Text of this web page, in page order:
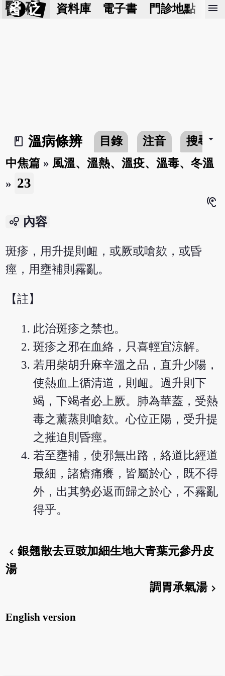
醫 砭 資料庫 電子書 門診地點 預
menu
book_2
溫病條辨 目錄 注音 搜尋arrow_drop_down
中焦篇 » 風溫、溫熱、溫疫、溫毒、冬溫
» 23
hearing
bubble_chart 內容
斑疹，用升提則衄，或厥或嗆欬，或昏
痙，用壅補則霿亂。
【註】
此治斑疹之禁也。
斑疹之邪在血絡，只喜輕宜涼解。
若用柴胡升麻辛溫之品，直升少陽，
使熱血上循清道，則衄。過升則下
竭，下竭者必上厥。肺為華蓋，受熱
毒之薰蒸則嗆欬。心位正陽，受升提
之摧迫則昏痙。
若至壅補，使邪無出路，絡道比經道
最細，諸瘡痛癢，皆屬於心，既不得
外，出其勢必返而歸之於心，不霿亂
得乎。
chevron_left銀翹散去豆豉加細生地大青葉元參丹皮
湯
調胃承氣湯chevron_right
English version